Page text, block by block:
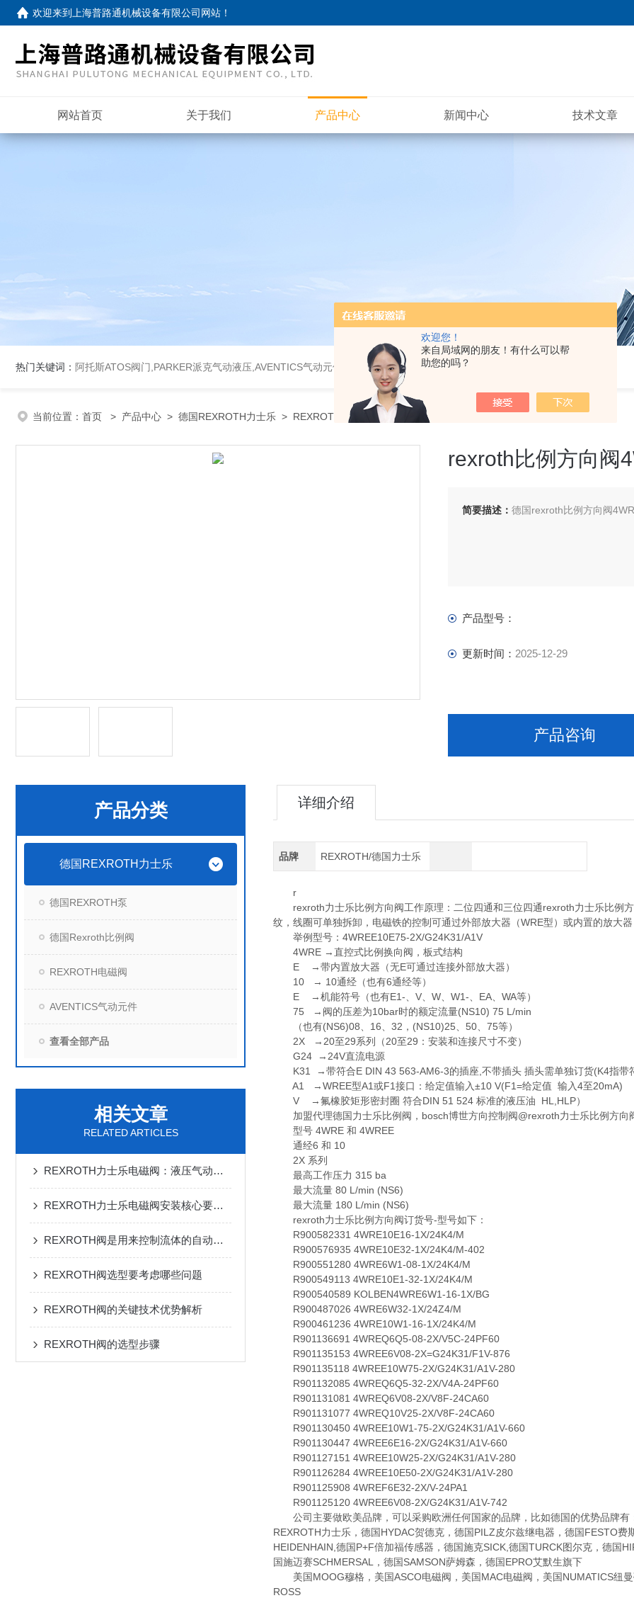
欢迎您！
来自局域网的朋友！有什么可以帮
助您的吗？
欢迎来到 上海普路通机械设备有限公司网站 ！
网站首页 关于我们 产品中心 新闻中心 技术文章
热门关键词： 阿托斯ATOS阀门,PARKER派克气动液压,AVENTICS气动元件
当前位置： 首页 > 产品中心 > 德国REXROTH力士乐 > REXROTH电磁阀 > rexroth比例方向阀4WRE10E16-1X/24K4/M现货
rexroth比例方向阀
简要描述： 德国rexroth比例方向阀
产品型号：
更新时间： 2025-12-29
产品咨询
产品分类
德国REXROTH力士乐
德国REXROTH泵
德国Rexroth比例阀
REXROTH电磁阀
AVENTICS气动元件
查看全部产品
相关文章
RELATED ARTICLES
REXROTH力士乐电磁阀：液压气动系统的核心控制中枢
REXROTH力士乐电磁阀安装核心要点，大家可以来看看
REXROTH阀是用来控制流体的自动化基础元件
REXROTH阀选型要考虑哪些问题
REXROTH阀的关键技术优势解析
REXROTH阀的选型步骤
详细介绍
品牌 REXROTH/德国力士乐
r
rexroth力士乐比例方向阀工作原理：二位四通和三位四通rexroth力士乐比例
纹，线圈可单独拆卸，电磁铁的控制可通过外部放大器（WRE型）或内置的放大器
举例型号：4WREE10E75-2X/G24K31/A1V
4WRE →直控式比例换向阀，板式结构
E →带内置放大器（无E可通过连接外部放大器）
10 → 10通经（也有6通经等）
E →机能符号（也有E1-、V、W、W1-、EA、WA等）
75 →阀的压差为10bar时的额定流量(NS10) 75 L/min
（也有(NS6)08、16、32，(NS10)25、50、75等）
2X →20至29系列（20至29：安装和连接尺寸不变）
G24 →24V直流电源
K31 →带符合E DIN 43 563-AM6-3的插座,不带插头 插头需单独订货(K4指带
A1 →WREE型A1或F1接口：给定值输入±10 V(F1=给定值 输入4至20mA)
V →氟橡胶矩形密封圈 符合DIN 51 524 标准的液压油 HL,HLP）
加盟代理德国力士乐比例阀，bosch博世方向控制阀@rexroth力士乐比例方向
型号 4WRE 和 4WREE
通经6 和 10
2X 系列
最高工作压力 315 ba
最大流量 80 L/min (NS6)
最大流量 180 L/min (NS6)
rexroth力士乐比例方向阀订货号-型号如下：
R900582331 4WRE10E16-1X/24K4/M
R900576935 4WRE10E32-1X/24K4/M-402
R900551280 4WRE6W1-08-1X/24K4/M
R900549113 4WRE10E1-32-1X/24K4/M
R900540589 KOLBEN4WRE6W1-16-1X/BG
R900487026 4WRE6W32-1X/24Z4/M
R900461236 4WRE10W1-16-1X/24K4/M
R901136691 4WREQ6Q5-08-2X/V5C-24PF60
R901135153 4WREE6V08-2X=G24K31/F1V-876
R901135118 4WREE10W75-2X/G24K31/A1V-280
R901132085 4WREQ6Q5-32-2X/V4A-24PF60
R901131081 4WREQ6V08-2X/V8F-24CA60
R901131077 4WREQ10V25-2X/V8F-24CA60
R901130450 4WREE10W1-75-2X/G24K31/A1V-660
R901130447 4WREE6E16-2X/G24K31/A1V-660
R901127151 4WREE10W25-2X/G24K31/A1V-280
R901126284 4WREE10E50-2X/G24K31/A1V-280
R901125908 4WREF6E32-2X/V-24PA1
R901125120 4WREE6V08-2X/G24K31/A1V-742
公司主要做欧美品牌，可以采购欧洲任何国家的品牌，比如德国的优势品牌有
REXROTH力士乐，德国HYDAC贺德克，德国PILZ皮尔兹继电器，德国FESTO
HEIDENHAIN,德国P+F倍加福传感器，德国施克SICK,德国TURCK图尔克，德国
国施迈赛SCHMERSAL，德国SAMSON萨姆森，德国EPRO艾默生旗下
美国MOOG穆格，美国ASCO电磁阀，美国MAC电磁阀，美国NUMATICS纽曼
ROSS